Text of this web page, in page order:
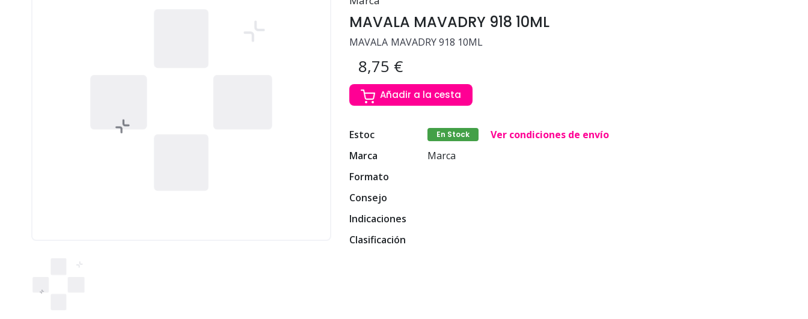
MAVALA MAVADRY 918 10ML
MAVALA MAVADRY 918 10ML
8,75 €
Añadir a la cesta
Estoc En Stock
Ver condiciones de envío
Marca
Marca
Formato
Consejo
Indicaciones
Clasificación